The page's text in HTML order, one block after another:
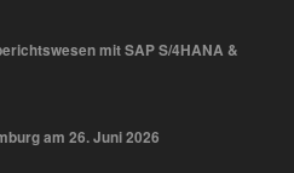
mit SAP S/4HANA &
am 26. Juni 2026